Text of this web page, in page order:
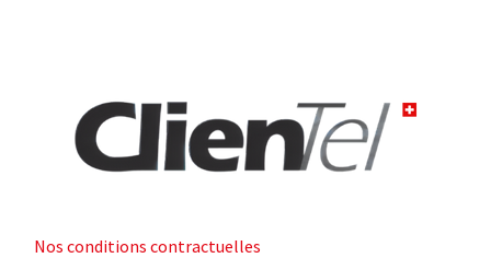
Nos conditions contractuelles